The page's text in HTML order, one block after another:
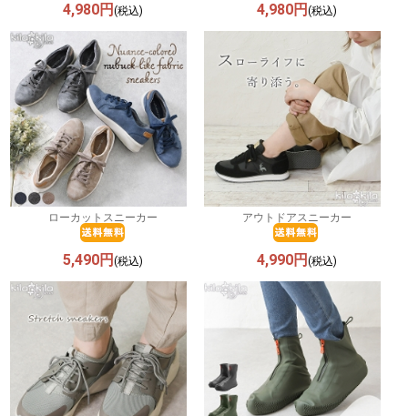
4,980円(税込) 4,980円 (税込)
ローカットスニーカー
5,490円(税込)
アウトドアスニーカー
4,990円 (税込)